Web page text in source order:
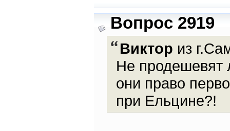
Вопрос 2919
Виктор из
Не продешевят
они право
при Ельцине?!